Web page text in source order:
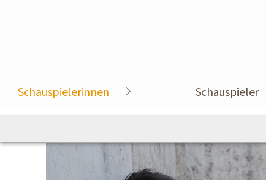
Schauspielerinnen Schauspieler